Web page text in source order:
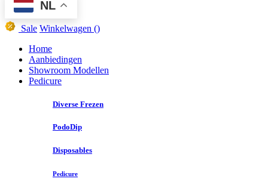
NL
Sale Winkelwagen ()
Home
Aanbiedingen
Showroom Modellen
Pedicure
Diverse Frezen
PodoDip
Disposables
Pedicure